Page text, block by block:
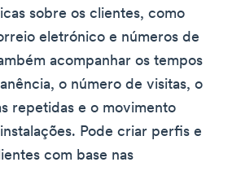
sobre os clientes, como
eletrónico e números de
acompanhar os tempos
o número de visitas, o
repetidas e o movimento
Pode criar perfis e
com base nas